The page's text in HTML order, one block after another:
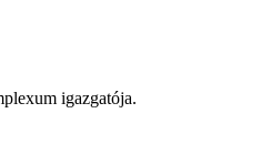
igazgatója.